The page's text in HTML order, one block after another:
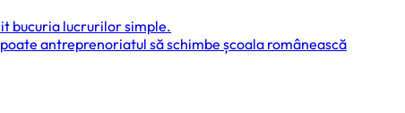
bucuria lucrurilor simple.
antreprenoriatul să schimbe școala românească